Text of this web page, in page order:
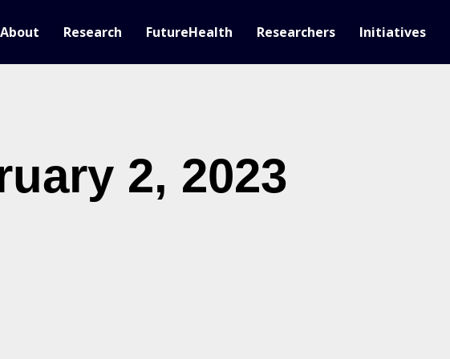
About Research FutureHealth Researchers Initiatives
2, 2023